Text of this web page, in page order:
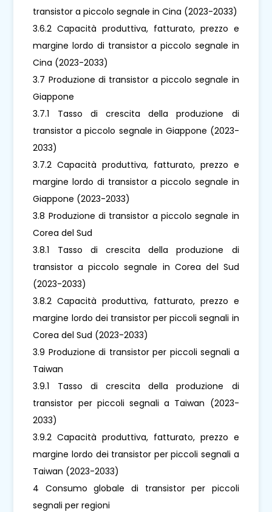
transistor a piccolo segnale in Cina (2023-2033)
3.6.2 Capacità produttiva, fatturato, prezzo e
margine lordo di transistor a piccolo segnale in
Cina (2023-2033)
3.7 Produzione di transistor a piccolo segnale in
Giappone
3.7.1 Tasso di crescita della produzione di
transistor a piccolo segnale in Giappone (2023-
2033)
3.7.2 Capacità produttiva, fatturato, prezzo e
margine lordo di transistor a piccolo segnale in
Giappone (2023-2033)
3.8 Produzione di transistor a piccolo segnale in
Corea del Sud
3.8.1 Tasso di crescita della produzione di
transistor a piccolo segnale in Corea del Sud
(2023-2033)
3.8.2 Capacità produttiva, fatturato, prezzo e
margine lordo dei transistor per piccoli segnali in
Corea del Sud (2023-2033)
3.9 Produzione di transistor per piccoli segnali a
Taiwan
3.9.1 Tasso di crescita della produzione di
transistor per piccoli segnali a Taiwan (2023-
2033)
3.9.2 Capacità produttiva, fatturato, prezzo e
margine lordo dei transistor per piccoli segnali a
Taiwan (2023-2033)
4 Consumo globale di transistor per piccoli
segnali per regioni